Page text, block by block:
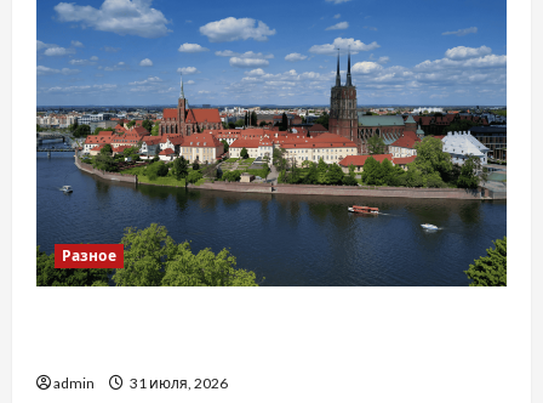
Разное
admin 31 июля, 2026